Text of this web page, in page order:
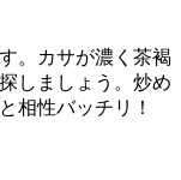
。カサが濃く茶褐
しましょう。炒め
相性バッチリ！